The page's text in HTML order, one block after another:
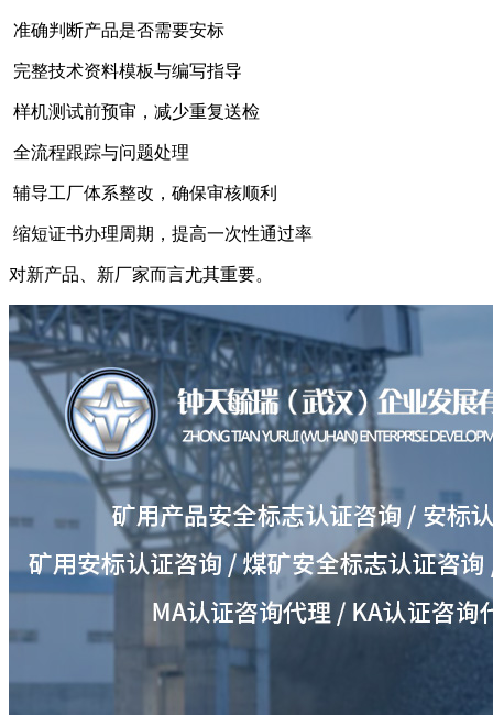
准确判断产品是否需要安标
完整技术资料模板与编写指导
样机测试前预审，减少重复送检
全流程跟踪与问题处理
辅导工厂体系整改，确保审核顺利
缩短证书办理周期，提高一次性通过率
对新产品、新厂家而言尤其重要。